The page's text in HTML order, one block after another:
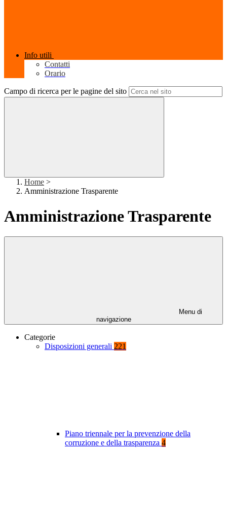
Info utili
Contatti
Orario
Campo di ricerca per le pagine del sito
Home >
Amministrazione Trasparente
Amministrazione Trasparente
Menu di
navigazione
Categorie
Disposizioni generali 221
Piano triennale per la prevenzione della
corruzione e della trasparenza 4